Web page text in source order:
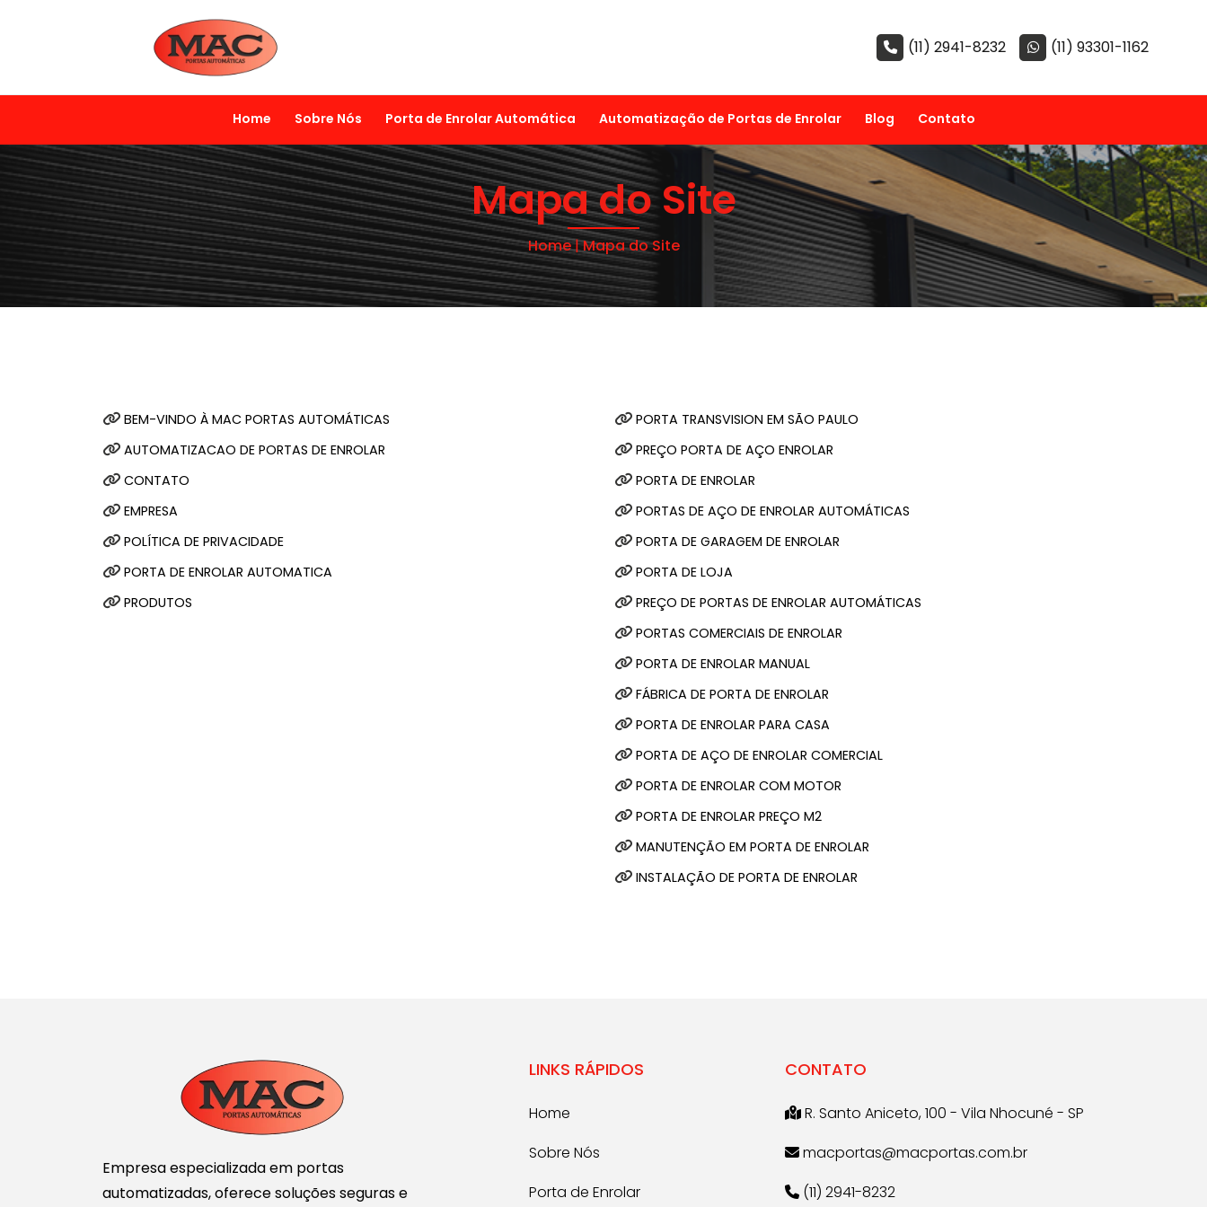
(11) 2941-8232 (11) 93301-1162
Home Sobre Nós Porta de Enrolar Automática Automatização de Portas de Enrolar Blog Contato
Mapa do Site
Home|Mapa do Site
BEM-VINDO À MAC PORTAS AUTOMÁTICAS
AUTOMATIZACAO DE PORTAS DE ENROLAR
CONTATO
EMPRESA
POLÍTICA DE PRIVACIDADE
PORTA DE ENROLAR AUTOMATICA
PRODUTOS
PORTA TRANSVISION EM SÃO PAULO
PREÇO PORTA DE AÇO ENROLAR
PORTA DE ENROLAR
PORTAS DE AÇO DE ENROLAR AUTOMÁTICAS
PORTA DE GARAGEM DE ENROLAR
PORTA DE LOJA
PREÇO DE PORTAS DE ENROLAR AUTOMÁTICAS
PORTAS COMERCIAIS DE ENROLAR
PORTA DE ENROLAR MANUAL
FÁBRICA DE PORTA DE ENROLAR
PORTA DE ENROLAR PARA CASA
PORTA DE AÇO DE ENROLAR COMERCIAL
PORTA DE ENROLAR COM MOTOR
PORTA DE ENROLAR PREÇO M2
MANUTENÇÃO EM PORTA DE ENROLAR
INSTALAÇÃO DE PORTA DE ENROLAR
Empresa especializada em portas
automatizadas, oferece soluções seguras e
LINKS RÁPIDOS
Home
Sobre Nós
Porta de Enrolar
CONTATO
R. Santo Aniceto, 100 - Vila Nhocuné - SP
macportas@macportas.com.br
(11) 2941-8232